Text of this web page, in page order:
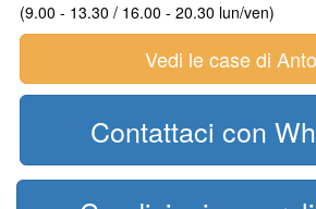
(9.00 - 13.30 / 16.00 - 20.30 lun/ven)
Vedi le case di
Contattaci con